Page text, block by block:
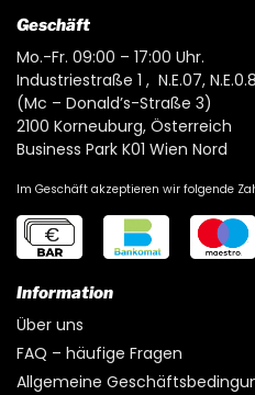
Geschäft
Mo.-Fr. 09:00 – 17:00 Uhr.
Industriestraße 1 , N.E.07, N.E.0.8
(Mc – Donald’s-Straße 3)
2100 Korneuburg, Österreich
Business Park K01 Wien Nord
Im Geschäft akzeptieren wir folgende
Information
Über uns
FAQ – häufige Fragen
Allgemeine